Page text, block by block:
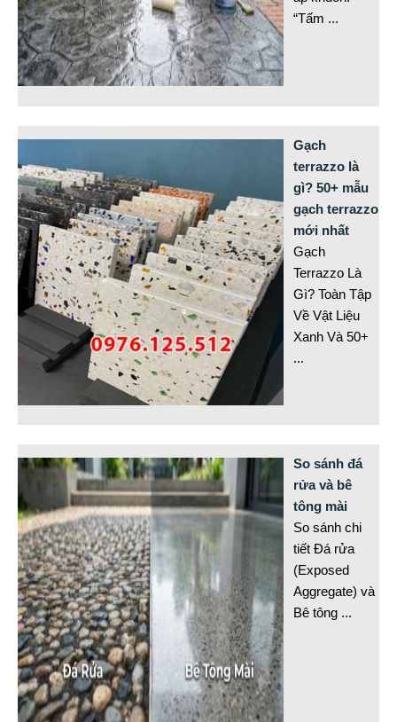
“Tấm ...
Gạch
terrazzo là
gì? 50+ mẫu
gạch terrazzo
mới nhất
Gạch
Terrazzo Là
Gì? Toàn Tập
Về Vật Liệu
Xanh Và 50+
...
So sánh đá
rửa và bê
tông mài
So sánh chi
tiết Đá rửa
(Exposed
Aggregate) và
Bê tông ...